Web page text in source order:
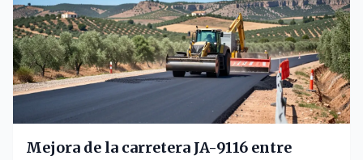
Mejora de la carretera JA-9116 entre